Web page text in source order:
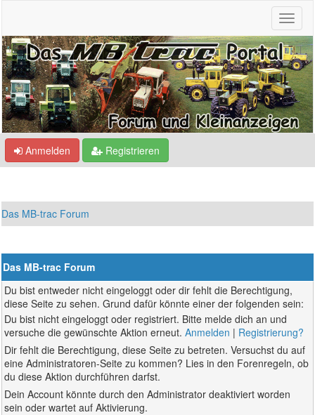
Anmelden Registrieren
Das MB-trac Forum
Das MB-trac Forum
Du bist entweder nicht eingeloggt oder dir fehlt die Berechtigung,
diese Seite zu sehen. Grund dafür könnte einer der folgenden sein:
Du bist nicht eingeloggt oder registriert. Bitte melde dich an und
versuche die gewünschte Aktion erneut.Anmelden | Registrierung?
Dir fehlt die Berechtigung, diese Seite zu betreten. Versuchst du auf
eine Administratoren-Seite zu kommen? Lies in den Forenregeln, ob
du diese Aktion durchführen darfst.
Dein Account könnte durch den Administrator deaktiviert worden
sein oder wartet auf Aktivierung.